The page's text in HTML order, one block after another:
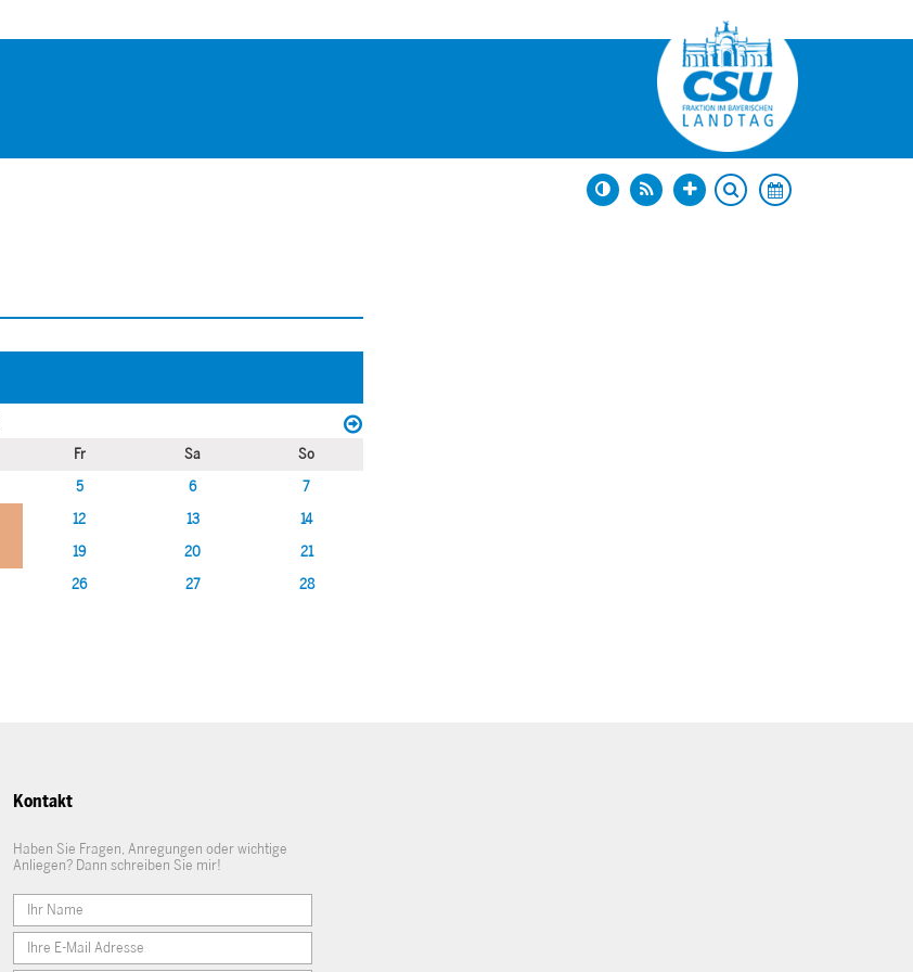
Fr Sa
So
5 6
7
12 13
14
19 20
21
26 27
28
Kontakt
Haben Sie Fragen, Anregungen oder wichtige
Anliegen? Dann schreiben Sie mir!